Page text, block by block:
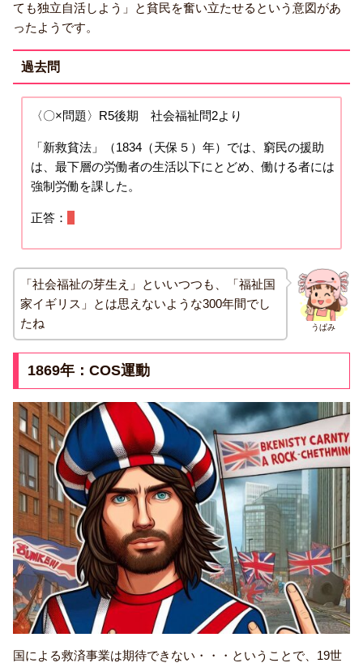
ても独立自活しよう」と貧民を奮い立たせるという意図があ
ったようです。
過去問
〈〇×問題〉R5後期 社会福祉問2より
「新救貧法」（1834（天保５）年）では、窮民の援助
は、最下層の労働者の生活以下にとどめ、働ける者には
強制労働を課した。
正答：
うぱみ
「社会福祉の芽生え」といいつつも、「福祉国
家イギリス」とは思えないような300年間でし
たね
1869年：COS運動
国による救済事業は期待できない・・・ということで、19世